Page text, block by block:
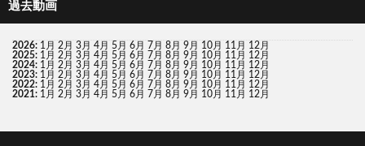
過去動画
2026: 1月 2月 3月 4月 5月 6月 7月 8月 9月 10月 11月 12月
2025: 1月 2月 3月 4月 5月 6月 7月 8月 9月 10月 11月 12月
2024: 1月 2月 3月 4月 5月 6月 7月 8月 9月 10月 11月 12月
2023: 1月 2月 3月 4月 5月 6月 7月 8月 9月 10月 11月 12月
2022: 1月 2月 3月 4月 5月 6月 7月 8月 9月 10月 11月 12月
2021: 1月 2月 3月 4月 5月 6月 7月 8月 9月 10月 11月 12月